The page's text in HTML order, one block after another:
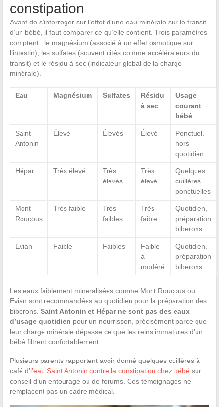
constipation
Avant de s’interroger sur l’effet d’une eau minérale sur le transit
d’un bébé, il faut comparer ce qu’elle contient. Trois paramètres
comptent : le magnésium (associé à un effet osmotique sur
l’intestin), les sulfates (souvent cités comme accélérateurs du
transit) et le résidu à sec (indicateur global de la charge
minérale).
Eau Magnésium Sulfates
Résidu
à sec
Usage
courant
bébé
Saint
Antonin
Élevé Élevés Élevé
Ponctuel,
hors
quotidien
Hépar Très élevé
Très
élevés
Très
élevé
Quelques
cuillères
ponctuelles
Mont
Roucous
Très faible
Très
faibles
Très
faible
Quotidien,
préparation
biberons
Evian Faible Faibles
Faible
à
modéré
Quotidien,
préparation
biberons
Les eaux faiblement minéralisées comme Mont Roucous ou
Evian sont recommandées au quotidien pour la préparation des
biberons. Saint Antonin et Hépar ne sont pas des eaux
d’usage quotidien pour un nourrisson, précisément parce que
leur charge minérale dépasse ce que les reins immatures d’un
bébé filtrent confortablement.
Plusieurs parents rapportent avoir donné quelques cuillères à
café d’l’eau Saint Antonin contre la constipation chez bébé sur
conseil d’un entourage ou de forums. Ces témoignages ne
remplacent pas un cadre médical.